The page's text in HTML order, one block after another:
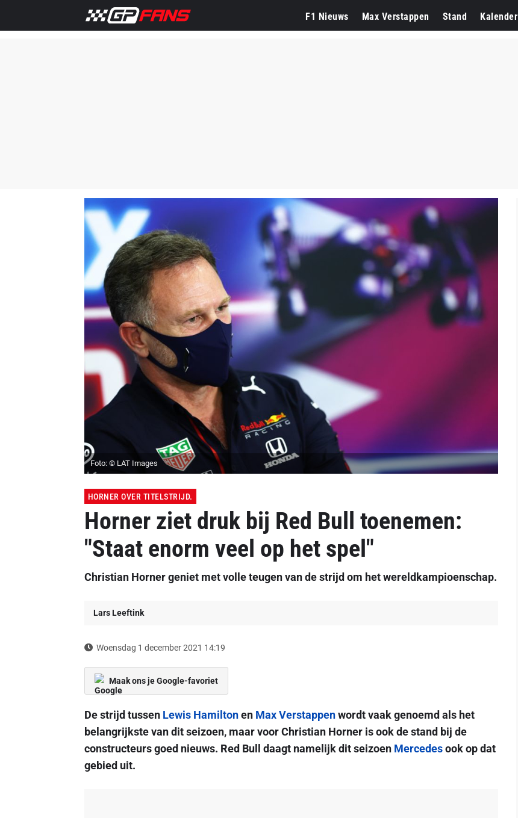
F1 Nieuws Max Verstappen Stand Kalender
Foto: © LAT Images
HORNER OVER TITELSTRIJD.
Horner ziet druk bij Red Bull toenemen:
"Staat enorm veel op het spel"
Christian Horner geniet met volle teugen van de strijd om het wereldkampioenschap.
Lars Leeftink
Woensdag 1 december 2021 14:19
Maak ons je Google-favoriet
De strijd tussen Lewis Hamiltonen Max Verstappenwordt vaak genoemd als het
belangrijkste van dit seizoen, maar voor Christian Horner is ook de stand bij de
constructeurs goed nieuws. Red Bull daagt namelijk dit seizoen Mercedesook op dat
gebied uit.